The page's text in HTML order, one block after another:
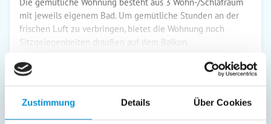
Zustimmung Details Über Cookies
mit jeweils eigenem Bad. Um gemütliche Stunden an der
frischen Luft zu verbringen, bietet die Wohnung noch
Sitzgelegenheiten draußen auf dem Balkon.
weiterlesen
Preise (pro Nacht in Euro)